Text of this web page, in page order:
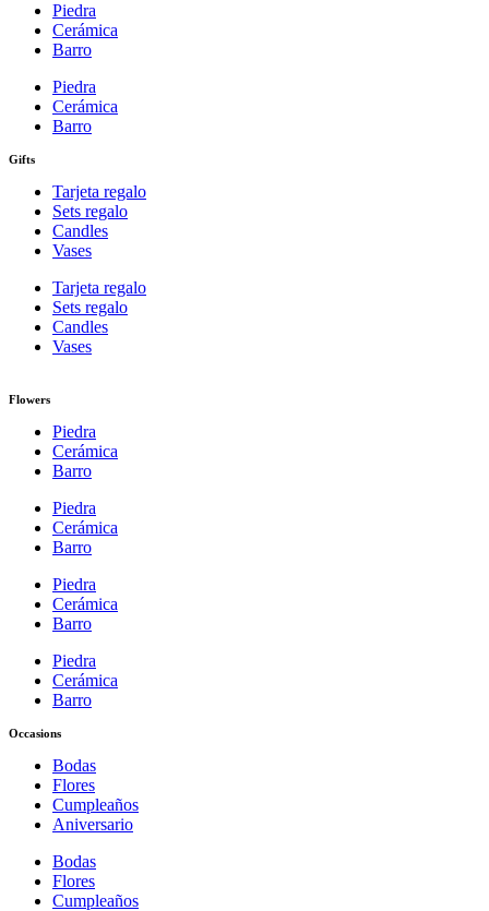
Piedra
Cerámica
Barro
Piedra
Cerámica
Barro
Gifts
Tarjeta regalo
Sets regalo
Candles
Vases
Tarjeta regalo
Sets regalo
Candles
Vases
Flowers
Piedra
Cerámica
Barro
Piedra
Cerámica
Barro
Piedra
Cerámica
Barro
Piedra
Cerámica
Barro
Occasions
Bodas
Flores
Cumpleaños
Aniversario
Bodas
Flores
Cumpleaños